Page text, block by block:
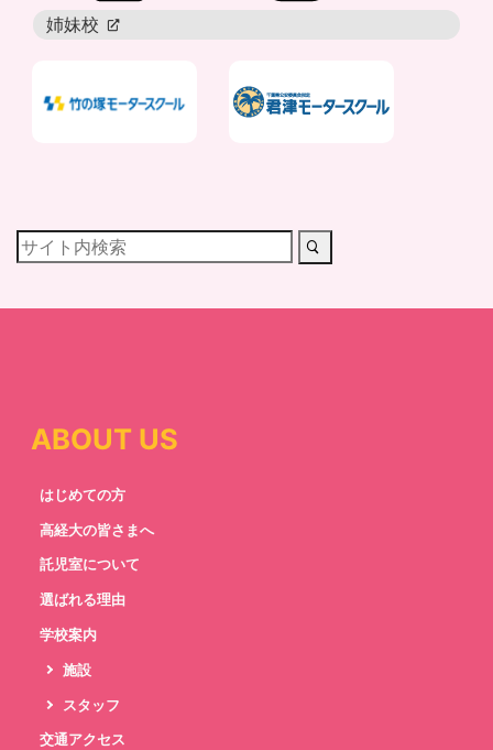
姉妹校 newtab
ABOUT US
はじめての方
高経大の皆さまへ
託児室について
選ばれる理由
学校案内
施設
スタッフ
交通アクセス